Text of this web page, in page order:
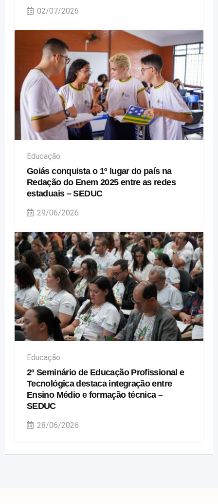
02/07/2026
Educação
Goiás conquista o 1º lugar do país na
Redação do Enem 2025 entre as redes
estaduais – SEDUC
29/06/2026
Educação
2º Seminário de Educação Profissional e
Tecnológica destaca integração entre
Ensino Médio e formação técnica –
SEDUC
28/06/2026